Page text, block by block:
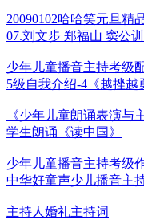
20090102哈哈笑元旦精
07.刘文步 郑福山 窦公
少年儿童播音主持考级
5级自我介绍-4《越挫越
《少年儿童朗诵表演与
学生朗诵《读中国》
少年儿童播音主持考级
中华好童声少儿播音主
主持人婚礼主持词